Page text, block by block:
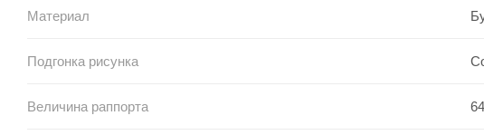
Материал
Подгонка рисунка
Величина раппорта 64